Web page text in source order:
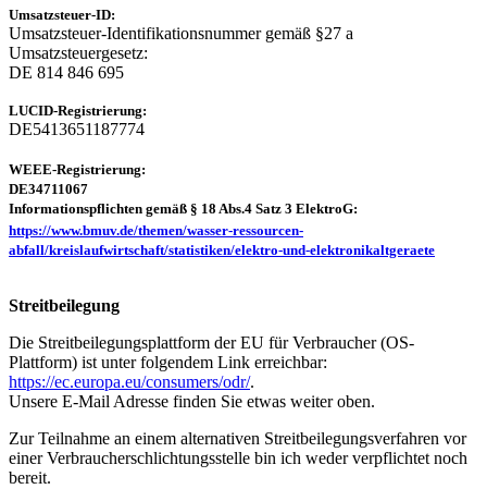
Umsatzsteuer-ID:
Umsatzsteuer-Identifikationsnummer gemäß §27 a
Umsatzsteuergesetz:
DE 814 846 695
LUCID-Registrierung:
DE5413651187774
WEEE-Registrierung:
DE34711067
Informationspflichten gemäß § 18 Abs.4 Satz 3 ElektroG:
https://www.bmuv.de/themen/wasser-ressourcen-
abfall/kreislaufwirtschaft/statistiken/elektro-und-elektronikaltgeraete
Streitbeilegung
Die Streitbeilegungsplattform der EU für Verbraucher (OS-
Plattform) ist unter folgendem Link erreichbar:
https://ec.europa.eu/consumers/odr/.
Unsere E-Mail Adresse finden Sie etwas weiter oben.
Zur Teilnahme an einem alternativen Streitbeilegungsverfahren vor
einer Verbraucherschlichtungsstelle bin ich weder verpflichtet noch
bereit.